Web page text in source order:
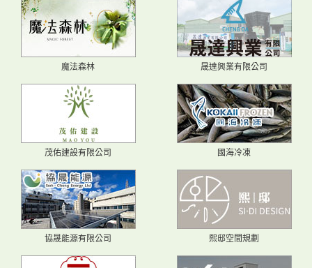
魔法森林 晟達興業有限公司
茂佑建設有限公司 國海冷凍
協晟能源有限公司 熙邸空間規劃